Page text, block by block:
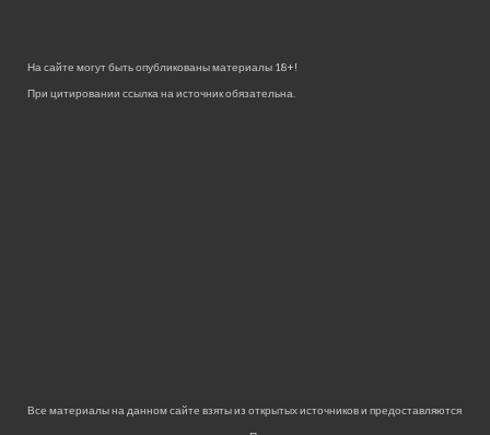
На сайте могут быть опубликованы материалы 18+!
При цитировании ссылка на источник обязательна.
Все материалы на данном сайте взяты из открытых источников и предоставляются